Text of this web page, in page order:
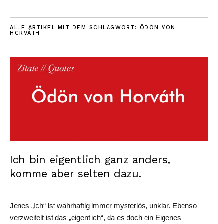
ALLE ARTIKEL MIT DEM SCHLAGWORT: ÖDÖN VON
HORVÁTH
Ich bin eigentlich ganz anders,
komme aber selten dazu.
Jenes „Ich“ ist wahrhaftig immer mysteriös, unklar. Ebenso
verzweifelt ist das „eigentlich“, da es doch ein Eigenes